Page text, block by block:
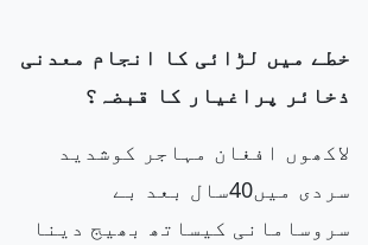
خطے میں لڑائی کا انجام معدنی
ذخائر پراغیار کا قبضہ؟
لاکھوں افغان مہاجر کوشدید
سردی میں40سال بعد بے
سروسامانی کیساتھ بھیج دینا